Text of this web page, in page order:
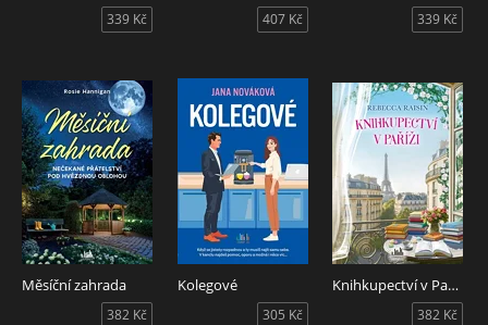
339 Kč 407 Kč 339 Kč
Měsíční zahrada
382 Kč
Kolegové
305 Kč
Knihkupectví v Paříži
382 Kč